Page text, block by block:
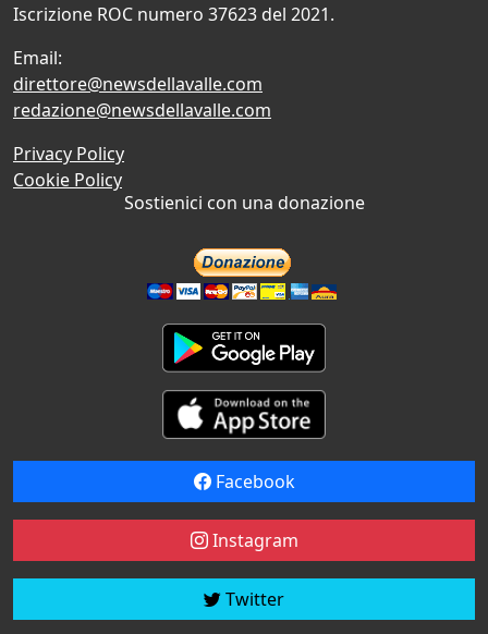
Iscrizione ROC numero 37623 del 2021.
Email:
direttore@newsdellavalle.com
redazione@newsdellavalle.com
Privacy Policy
Cookie Policy
Sostienici con una donazione
Facebook
Instagram
Twitter